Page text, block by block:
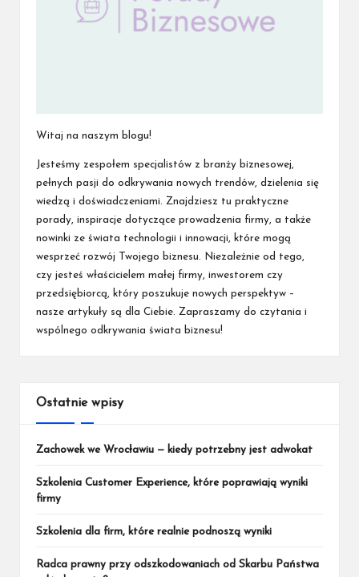
Witaj na naszym blogu!
Jesteśmy zespołem specjalistów z branży biznesowej,
pełnych pasji do odkrywania nowych trendów, dzielenia się
wiedzą i doświadczeniami. Znajdziesz tu praktyczne
porady, inspiracje dotyczące prowadzenia firmy, a także
nowinki ze świata technologii i innowacji, które mogą
wesprzeć rozwój Twojego biznesu. Niezależnie od tego,
czy jesteś właścicielem małej firmy, inwestorem czy
przedsiębiorcą, który poszukuje nowych perspektyw –
nasze artykuły są dla Ciebie. Zapraszamy do czytania i
wspólnego odkrywania świata biznesu!
Ostatnie wpisy
Zachowek we Wrocławiu — kiedy potrzebny jest adwokat
Szkolenia Customer Experience, które poprawiają wyniki
firmy
Szkolenia dla firm, które realnie podnoszą wyniki
Radca prawny przy odszkodowaniach od Skarbu Państwa